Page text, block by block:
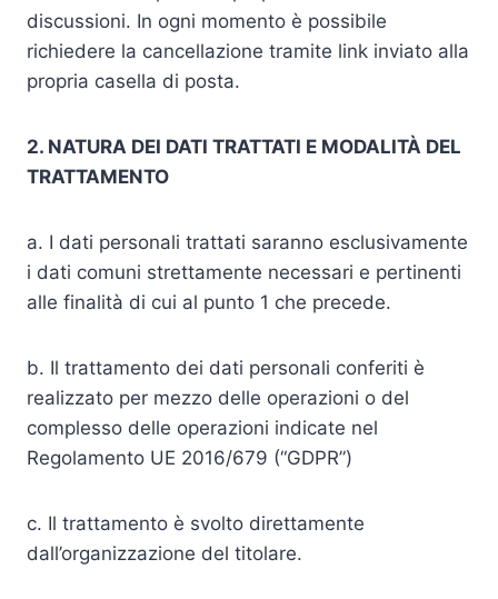
discussioni. In ogni momento è possibile
richiedere la cancellazione tramite link inviato alla
propria casella di posta.
2. NATURA DEI DATI TRATTATI E MODALITÀ DEL
TRATTAMENTO
a. I dati personali trattati saranno esclusivamente
i dati comuni strettamente necessari e pertinenti
alle finalità di cui al punto 1 che precede.
b. Il trattamento dei dati personali conferiti è
realizzato per mezzo delle operazioni o del
complesso delle operazioni indicate nel
Regolamento UE 2016/679 (“GDPR”)
c. Il trattamento è svolto direttamente
dall’organizzazione del titolare.